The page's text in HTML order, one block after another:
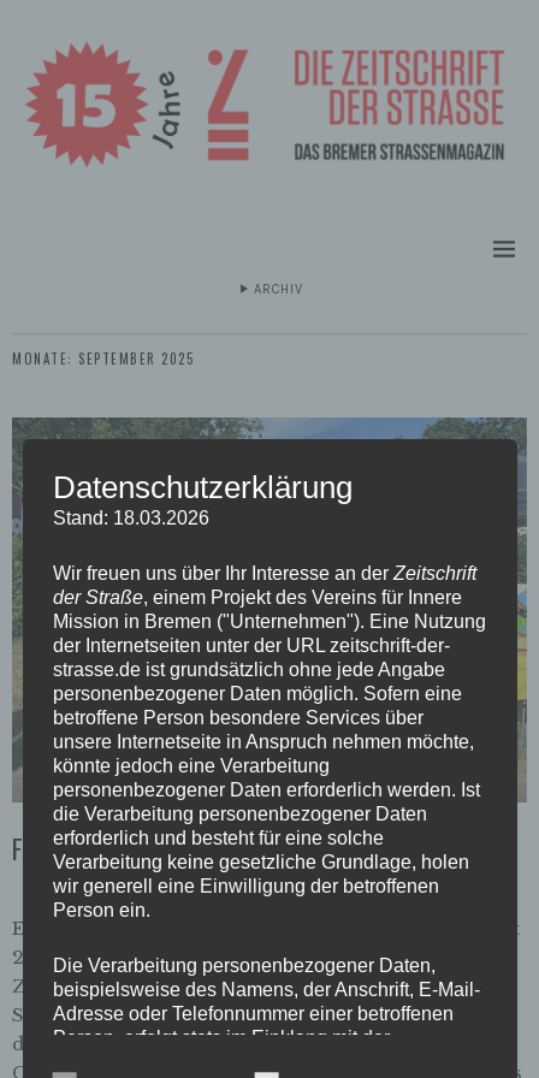
ARCHIV
MONATE: SEPTEMBER 2025
Fockes Fest 2025
Ein kleiner Rückblick auf unseren Tag bei Fockes Fest
2025. Wir haben kostenlos ältere Ausgaben der
Zeitschrift der Straße und die aktuelle #130
SANDSTRASSE zum Verkaufspreis ausgegeben. Für
die Mutigen, ob groß oder klein, gab es wie immer die
Chance ihr Geschick am „heißen Draht“ unter Beweis
Datenschutzerklärung
Stand: 18.03.2026
Wir freuen uns über Ihr Interesse an der Zeitschrift
der Straße, einem Projekt des Vereins für Innere
Mission in Bremen ("Unternehmen"). Eine Nutzung
der Internetseiten unter der URL zeitschrift-der-
strasse.de ist grundsätzlich ohne jede Angabe
personenbezogener Daten möglich. Sofern eine
betroffene Person besondere Services über
unsere Internetseite in Anspruch nehmen möchte,
könnte jedoch eine Verarbeitung
personenbezogener Daten erforderlich werden. Ist
die Verarbeitung personenbezogener Daten
erforderlich und besteht für eine solche
Verarbeitung keine gesetzliche Grundlage, holen
wir generell eine Einwilligung der betroffenen
Person ein.
Die Verarbeitung personenbezogener Daten,
beispielsweise des Namens, der Anschrift, E-Mail-
Adresse oder Telefonnummer einer betroffenen
Person, erfolgt stets im Einklang mit der